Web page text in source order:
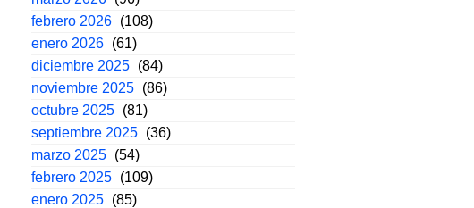
febrero 2026 (108)
enero 2026 (61)
diciembre 2025 (84)
noviembre 2025 (86)
octubre 2025 (81)
septiembre 2025 (36)
marzo 2025 (54)
febrero 2025 (109)
enero 2025 (85)